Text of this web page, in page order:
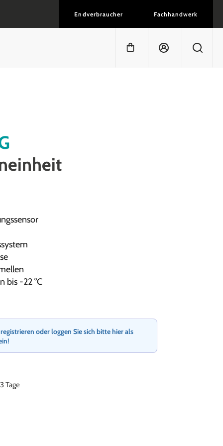
Endverbraucher Fachhandwerk
Warenkorb enthält 0
bis -22 °C
oder loggen Sie sich bitte hier als
Tage